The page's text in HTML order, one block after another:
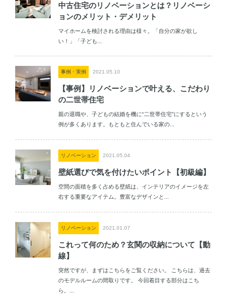
中古住宅のリノベーションとは？リノベーシ
ョンのメリット・デメリット
マイホームを検討される理由は様々。「自分の家が欲し
い！」「子ども...
事例・実例 2021.05.10
【事例】リノベーションで叶える、こだわり
の二世帯住宅
親の退職や、子どもの結婚を機に“二世帯住宅”にするという
例が多くあります。もともと住んでいる家の...
リノベーション 2021.05.04
壁紙選びで気を付けたいポイント【初級編】
空間の面積を多く占める壁紙は、インテリアのイメージを左
右する重要なアイテム。豊富なデザインと...
リノベーション 2021.01.07
これって何のため？玄関の収納について【動
線】
突然ですが、まずはこちらをご覧ください。 こちらは、過去
のモデルルームの間取りです。 今回着目する部分はこち
ら。...